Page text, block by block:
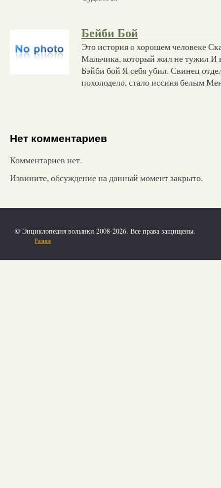
Бейби Бой
Это история о хорошем человеке
Мальчика, который жил не тужил И
Бэйби бой Я себя убил. Свинец
похолодело, стало иссиня белым
Нет комментариев
Комментариев нет.
Извините, обсуждение на данный момент закрыто.
© Энциклопедия волынки 2008-2026. Все права защищены.
Разное